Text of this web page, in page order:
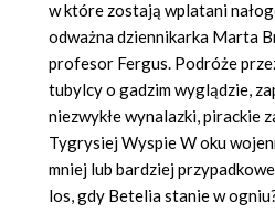
w które zostają wplatani
odważna dziennikarka Marta
profesor Fergus. Podróże
tubylcy o gadzim wyglądzie,
niezwykłe wynalazki, pirackie
Tygrysiej Wyspie W oku
mniej lub bardziej
los, gdy Betelia stanie w